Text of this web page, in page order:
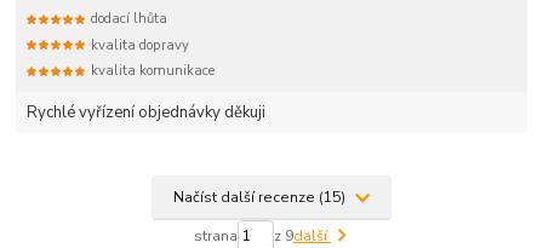
Rychlé vyřízení objednávky děkuji
dodací lhůta
kvalita dopravy
kvalita komunikace
Načíst další recenze (15)
strana z 9další